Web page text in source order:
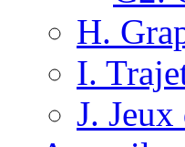
H.
I.
J.